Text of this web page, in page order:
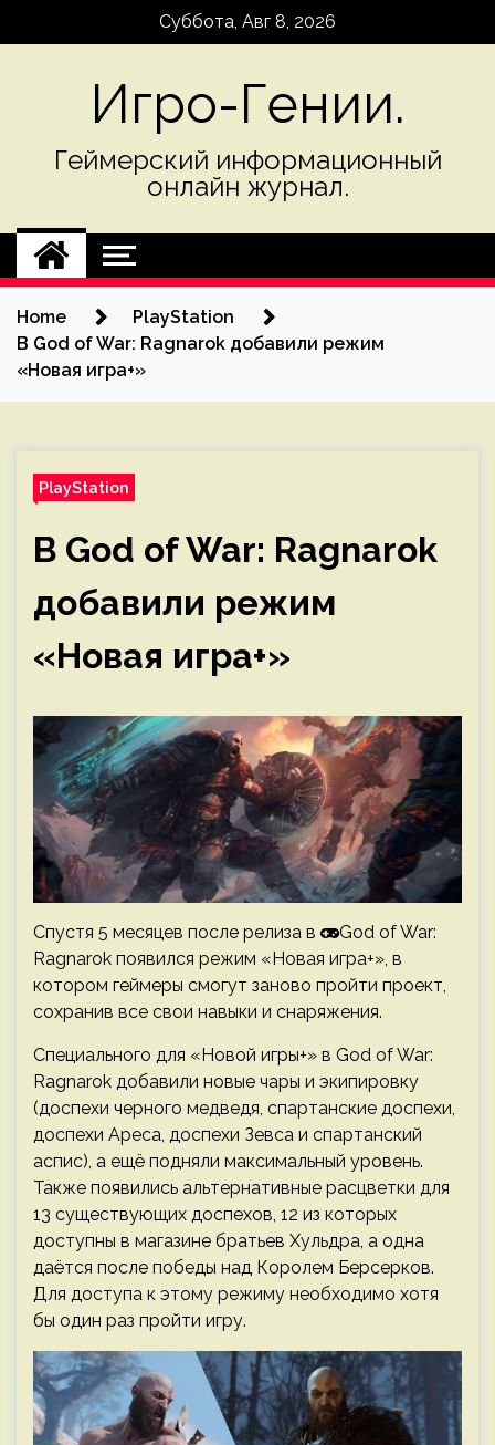
Суббота, Авг 8, 2026
Игро-Гении.
Геймерский информационный
онлайн журнал.
Home
PlayStation
В God of War: Ragnarok добавили режим
«Новая игра+»
PlayStation
В God of War: Ragnarok
добавили режим
«Новая игра+»
Спустя 5 месяцев после релиза в
God of War:
Ragnarok появился режим «Новая игра+», в
котором геймеры смогут заново пройти проект,
сохранив все свои навыки и снаряжения.
Специального для «Новой игры+» в God of War:
Ragnarok добавили новые чары и экипировку
(доспехи черного медведя, спартанские доспехи,
доспехи Ареса, доспехи Зевса и спартанский
аспис), а ещё подняли максимальный уровень.
Также появились альтернативные расцветки для
13 существующих доспехов, 12 из которых
доступны в магазине братьев Хульдра, а одна
даётся после победы над Королем Берсерков.
Для доступа к этому режиму необходимо хотя
бы один раз пройти игру.